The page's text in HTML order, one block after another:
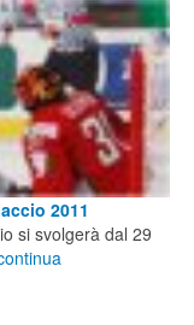
2011
si svolgerà dal 29